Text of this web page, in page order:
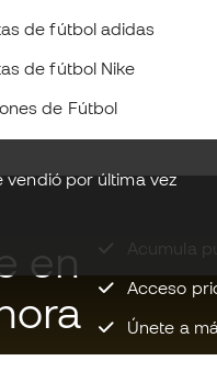
vendió por última vez
de fútbol adidas
de fútbol Nike
de Fútbol
en
Acumula
Acceso
Únete a